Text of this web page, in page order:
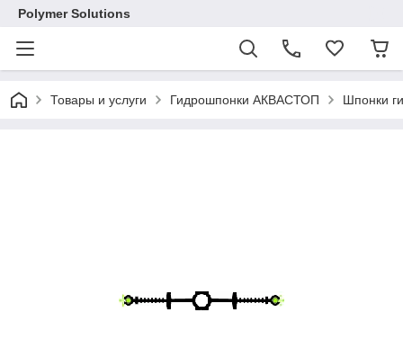
Polymer Solutions
Товары и услуги Гидрошпонки АКВАСТОП Шпонки